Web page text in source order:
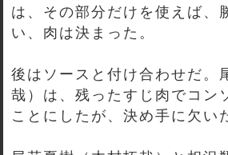
は、その部分だけを使えば、
い、肉は決まった。
後はソースと付け合わせだ。
哉）は、残ったすじ肉でコン
ことにしたが、決め手に欠い